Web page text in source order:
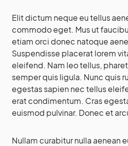
Elit dictum neque eu tellus
commodo eget. Mus ut
etiam orci donec natoque
Suspendisse placerat lorem
eleifend. Nam leo tellus,
semper quis ligula. Nunc quis
egestas sapien nec tellus
erat condimentum. Cras
euismod pulvinar. Donec et
Nullam curabitur nulla aenean